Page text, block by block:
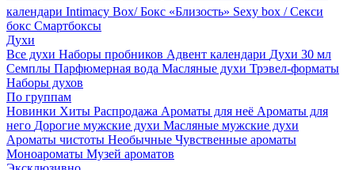
календари Intimacy Box/ Бокс «Близость» Sexy box / Секси
бокс Смартбоксы
Духи
Все духи Наборы пробников Адвент календари Духи 30 мл
Семплы Парфюмерная вода Масляные духи Трэвел-форматы
Наборы духов
По группам
Новинки Хиты Распродажа Ароматы для неё Ароматы для
него Дорогие мужские духи Масляные мужские духи
Ароматы чистоты Необычные Чувственные ароматы
Моноароматы Музей ароматов